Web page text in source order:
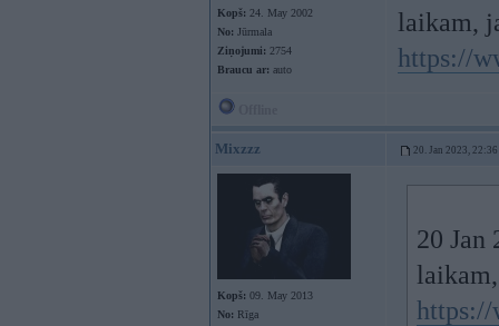
Kopš: 24. May 2002
No: Jūrmala
Ziņojumi: 2754
Braucu ar: auto
laikam,
https://
Mixzzz 20. Jan 2023, 22:36
Kopš: 09. May 2013
No: Rīga
20 Jan
https://